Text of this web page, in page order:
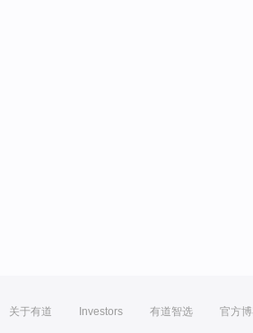
关于有道 Investors 有道智选 官方